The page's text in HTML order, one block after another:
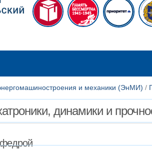
и механики (ЭнМИ) /
динамики и